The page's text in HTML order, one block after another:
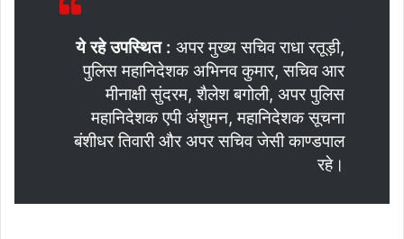
ये रहे उपस्थित : अपर मुख्य सचिव राधा रतूड़ी,
पुलिस महानिदेशक अभिनव कुमार, सचिव आर
मीनाक्षी सुंदरम, शैलेश बगोली, अपर पुलिस
महानिदेशक एपी अंशुमन, महानिदेशक सूचना
बंशीधर तिवारी और अपर सचिव जेसी काण्डपाल
रहे।